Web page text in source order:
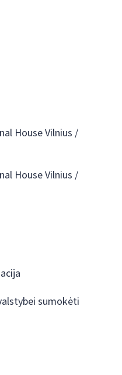
House Vilnius /
House Vilnius /
sumokėti